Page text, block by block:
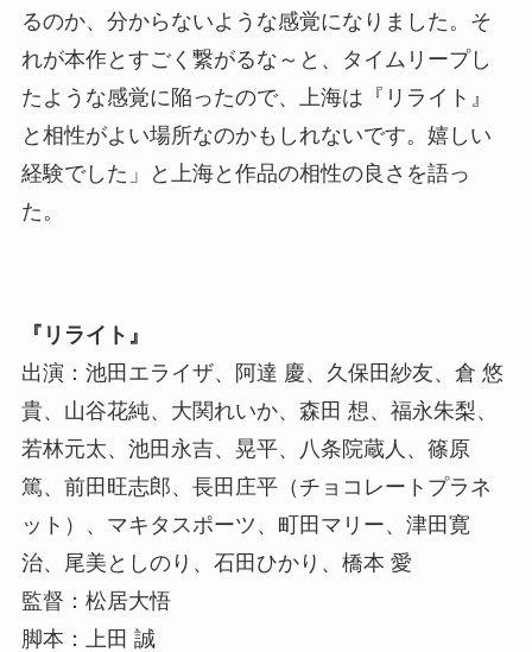
るのか、分からないような感覚になりました。そ
れが本作とすごく繋がるな～と、タイムリープし
たような感覚に陥ったので、上海は『リライト』
と相性がよい場所なのかもしれないです。嬉しい
経験でした」と上海と作品の相性の良さを語っ
た。
『リライト』
出演：池田エライザ、阿達 慶、久保田紗友、倉 悠
貴、山谷花純、大関れいか、森田 想、福永朱梨、
若林元太、池田永吉、晃平、八条院蔵人、篠原
篤、前田旺志郎、長田庄平（チョコレートプラネ
ット）、マキタスポーツ、町田マリー、津田寛
治、尾美としのり、石田ひかり、橋本 愛
監督：松居大悟
脚本：上田 誠